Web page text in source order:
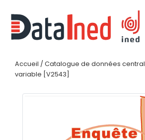
Accueil / Catalogue de données central
variable [V2543]